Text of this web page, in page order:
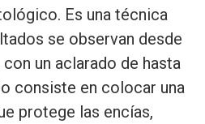
Es una técnica
se observan desde
un aclarado de hasta
consiste en colocar una
protege las encías,